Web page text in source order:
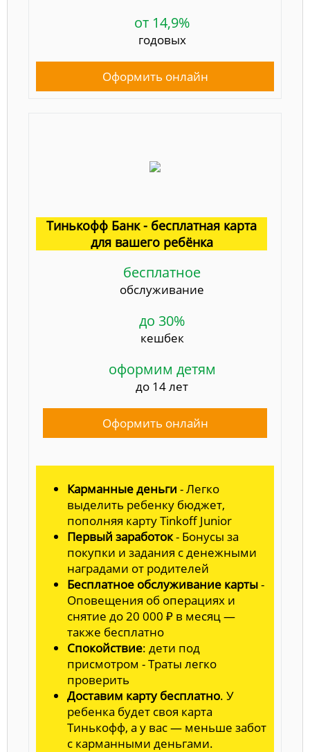
от 14,9%
годовых
Оформить онлайн
Тинькофф Банк - бесплатная карта
для вашего ребёнка
бесплатное
обслуживание
до 30%
кешбек
оформим детям
до 14 лет
Оформить онлайн
Карманные деньги - Легко
выделить ребенку бюджет,
пополняя карту Tinkoff Junior
Первый заработок- Бонусы за
покупки и задания с денежными
наградами от родителей
Бесплатное обслуживание карты-
Оповещения об операциях и
снятие до 20 000 ₽ в месяц —
также бесплатно
Спокойствие: дети под
присмотром - Траты легко
проверить
Доставим карту бесплатно. У
ребенка будет своя карта
Тинькофф, а у вас — меньше забот
с карманными деньгами.